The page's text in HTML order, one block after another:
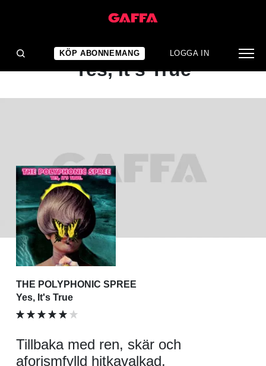
KÖP ABONNEMANG LOGGA IN
ALBUMRECENSION
The Polyphonic Spree:
Yes, It's True
THE POLYPHONIC SPREE
Yes, It's True
Tillbaka med ren, skär och
aforismfylld hitkavalkad.